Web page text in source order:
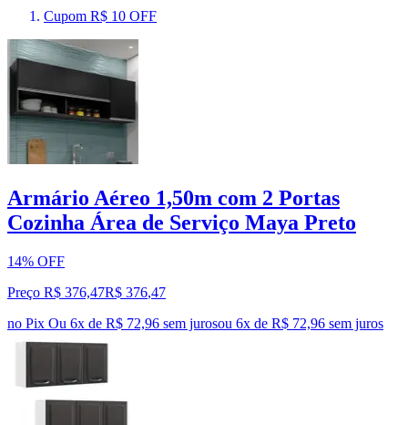
Cupom R$ 10 OFF
Armário Aéreo 1,50m com 2 Portas
Cozinha Área de Serviço Maya Preto
14% OFF
Preço R$ 376,47R$ 376,47
no Pix Ou 6x de R$ 72,96 sem jurosou 6x de R$ 72,96 sem juros